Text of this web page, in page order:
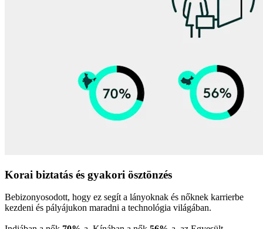
Korai biztatás és gyakori ösztönzés
Bebizonyosodott, hogy ez segít a lányoknak és nőknek karrierbe
kezdeni és pályájukon maradni a technológia világában.